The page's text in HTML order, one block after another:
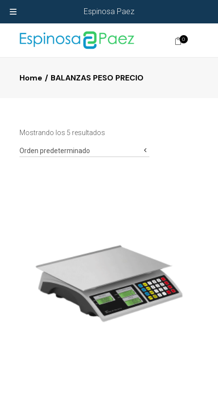
Espinosa Paez
0
Home BALANZAS PESO PRECIO
Mostrando los 5 resultados
Orden predeterminado